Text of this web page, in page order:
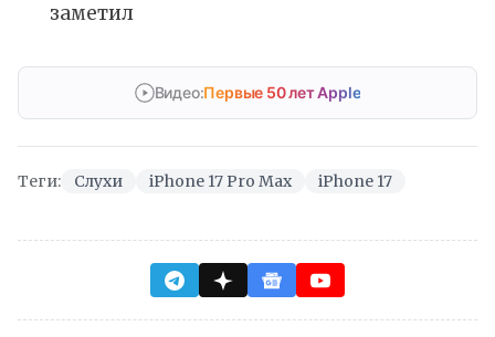
заметил
Видео:Первые 50 лет Apple
Теги: Слухи iPhone 17 Pro Max iPhone 17